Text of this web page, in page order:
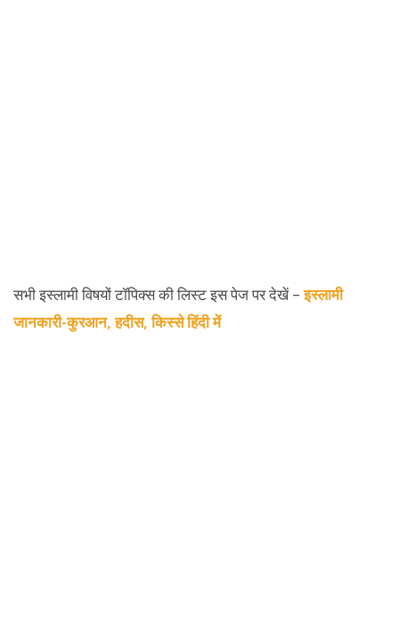
सभी इस्लामी विषयों टॉपिक्स की लिस्ट इस पेज पर देखें –इस्लामी
जानकारी-कुरआन, हदीस, किस्से हिंदी में